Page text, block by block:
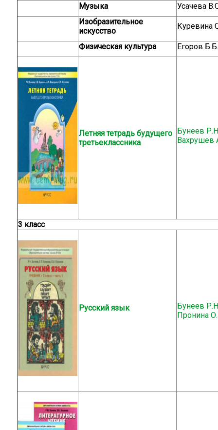
Музыка
Усачева
Изобразительное
искусство
Куревина
Физическая культура Егоров
Летняя тетрадь будущего
третьеклассника
Бунеев
Вахрушев
3 класс
Русский язык
Бунеев
Пронина